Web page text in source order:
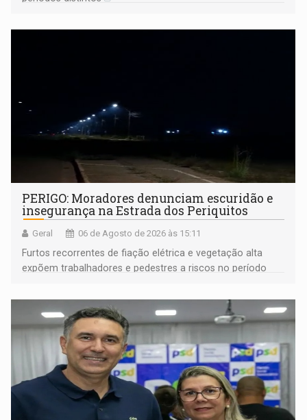
PERIGO: Moradores denunciam escuridão e
insegurança na Estrada dos Periquitos
Geral 06 de Agosto de 2026 às 15:11
Furtos recorrentes de fiação elétrica e vegetação alta
expõem trabalhadores e pedestres a riscos no período